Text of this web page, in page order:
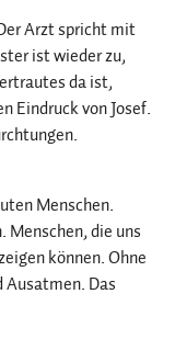
Arzt spricht mit
ist wieder zu,
da ist,
Eindruck von Josef.
Menschen.
Menschen, die uns
können. Ohne
Das